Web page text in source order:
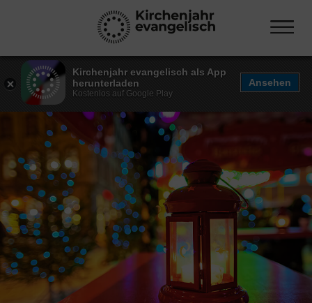
Kirchenjahr evangelisch als App
herunterladen
Kostenlos auf Google Play
Ansehen